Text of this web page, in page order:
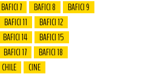
BAFICI 7 BAFICI 8
BAFICI 9
BAFICI 11
BAFICI 12
BAFICI 14
BAFICI 15
BAFICI 17
BAFICI 18
CHILE
CINE